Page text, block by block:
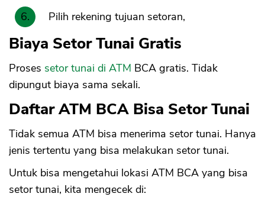
Pilih rekening tujuan setoran,
Biaya Setor Tunai Gratis
Proses setor tunai di ATM BCA gratis. Tidak
dipungut biaya sama sekali.
Daftar ATM BCA Bisa Setor Tunai
Tidak semua ATM bisa menerima setor tunai. Hanya
jenis tertentu yang bisa melakukan setor tunai.
Untuk bisa mengetahui lokasi ATM BCA yang bisa
setor tunai, kita mengecek di: